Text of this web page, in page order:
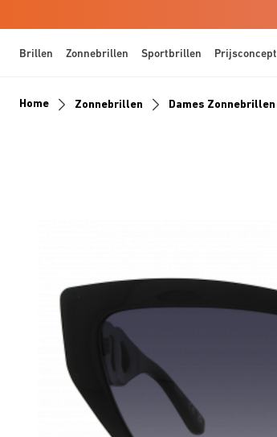
Brillen Zonnebrillen Sportbrillen Prijsconcept
Home Zonnebrillen Dames Zonnebrillen